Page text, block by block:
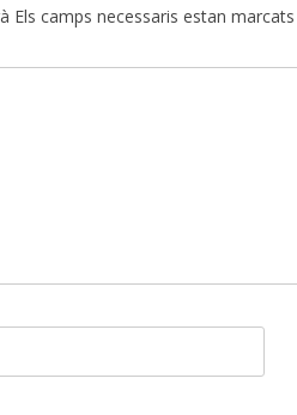
Els camps necessaris estan